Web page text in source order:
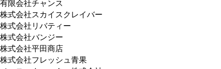
有限会社チャンス
株式会社スカイスクレイバー
株式会社リバティー
株式会社バンジー
株式会社平田商店
株式会社フレッシュ青果